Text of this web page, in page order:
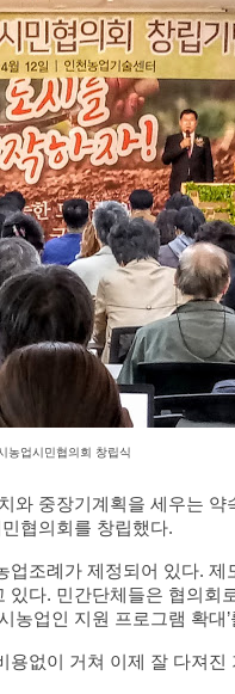
농업시민협의회 창립식
중장기계획을 세우는 약
협의회를 창립했다.
조례가 제정되어 있다. 제
다. 민간단체들은 협의회
농업인 지원 프로그램 확대
없이 거쳐 이제 잘 다져진